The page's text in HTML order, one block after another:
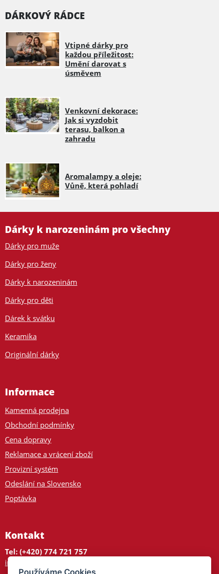
DÁRKOVÝ RÁDCE
Vtipné dárky pro
každou příležitost:
Umění darovat s
úsměvem
Venkovní dekorace:
Jak si vyzdobit
terasu, balkon a
zahradu
Aromalampy a oleje:
Vůně, která pohladí
Dárky k narozeninám pro všechny
Dárky pro muže
Dárky pro ženy
Dárky k narozeninám
Dárky pro děti
Dárek k svátku
Keramika
Originální dárky
Informace
Kamenná prodejna
Obchodní podmínky
Cena dopravy
Reklamace a vrácení zboží
Provizní systém
Odeslání na Slovensko
Poptávka
Kontakt
Tel: (+420) 774 721 757
info@tajnedarky.cz